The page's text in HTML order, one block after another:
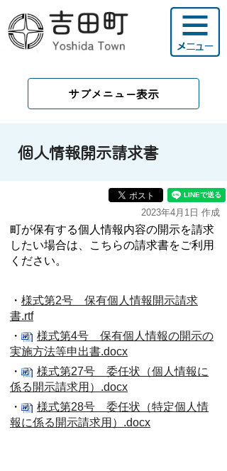
サブメニュー表示
個人情報開示請求書
2023年4月1日 作成
町が保有する個人情報内容の開示を請求
したい場合は、こちらの請求書をご利用
ください。
・ 様式第2号 保有個人情報開示請求
書.rtf
・
様式第4号 保有個人情報の開示の
実施方法等申出書.docx
・
様式第27号 委任状（個人情報に
係る開示請求用）.docx
・
様式第28号 委任状（特定個人情
報に係る開示請求用）.docx